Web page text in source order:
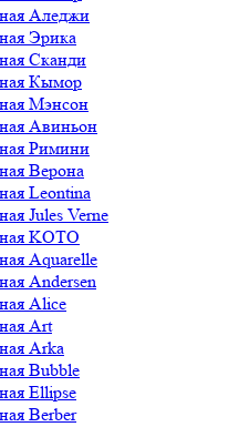
Аледжи
Эрика
Сканди
Кымор
Мэнсон
Авиньон
Римини
Верона
Leontina
Jules Verne
KOTO
Aquarelle
Andersen
Alice
Art
Arka
Bubble
Ellipse
Berber